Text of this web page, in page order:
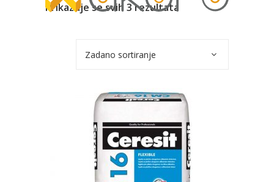
Prikazuje se svih 3 rezultata
Zadano sortiranje